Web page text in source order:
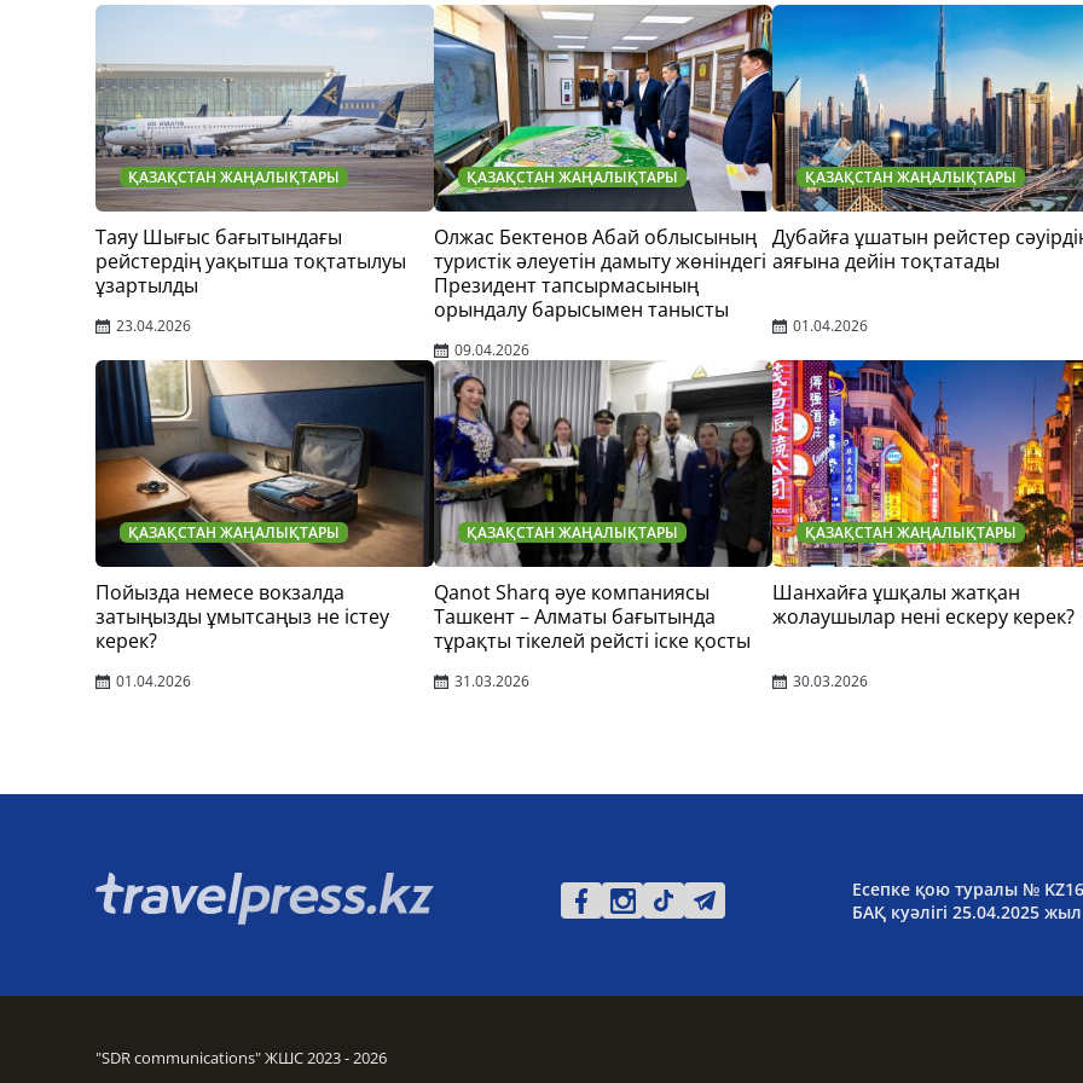
ҚАЗАҚСТАН ЖАҢАЛЫҚТАРЫ
Таяу Шығыс бағытындағы
рейстердің уақытша тоқтатылуы
ұзартылды
23.04.2026
ҚАЗАҚСТАН ЖАҢАЛЫҚТАРЫ
Олжас Бектенов Абай облысының
туристік әлеуетін дамыту жөніндегі
Президент тапсырмасының
орындалу барысымен танысты
09.04.2026
ҚАЗАҚСТАН ЖАҢАЛЫҚТАРЫ
Дубайға ұшатын рейстер
аяғына дейін тоқтатады
01.04.2026
ҚАЗАҚСТАН ЖАҢАЛЫҚТАРЫ
Пойызда немесе вокзалда
затыңызды ұмытсаңыз не істеу
керек?
01.04.2026
ҚАЗАҚСТАН ЖАҢАЛЫҚТАРЫ
Qanot Sharq әуе компаниясы
Ташкент – Алматы бағытында
тұрақты тікелей рейсті іске қосты
31.03.2026
ҚАЗАҚСТАН ЖАҢАЛЫҚТАРЫ
Шанхайға ұшқалы жатқан
жолаушылар нені ескеру керек?
30.03.2026
Есепке қою туралы №
БАҚ куәлігі 25.04.2025
"SDR communications" ЖШС 2023 - 2026